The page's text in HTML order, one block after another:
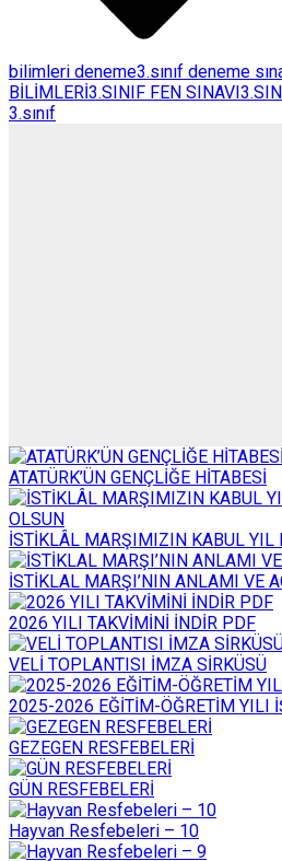
bilimleri deneme3.sınıf deneme
BİLİMLERİ3.SINIF FEN SINAVI
3.sınıf
ATATÜRK’ÜN GENÇLİĞE HİTABESİ
İSTİKLÂL MARŞIMIZIN KABUL YIL
İSTİKLAL MARŞI’NIN ANLAMI VE
2026 YILI TAKVİMİNİ İNDİR PDF
VELİ TOPLANTISI İMZA SİRKÜSÜ
2025-2026 EĞİTİM-ÖĞRETİM YILI
GEZEGEN RESFEBELERİ
GÜN RESFEBELERİ
Hayvan Resfebeleri – 10